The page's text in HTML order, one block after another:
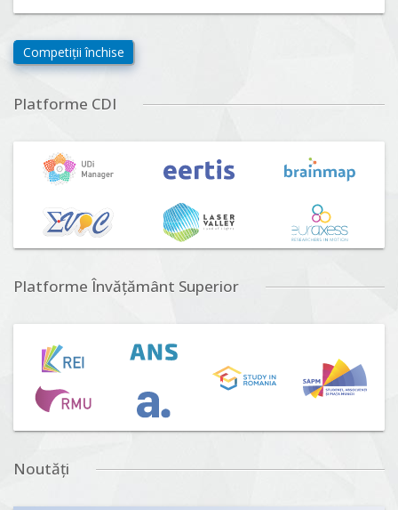
biodiversitate, consecințe socio-ecologice și traiectorii
viitoare", Competiția 2026
n°5 (DUT-2026)
Lansare:01 Septembrie 2026
Competiții închise
Platforme CDI
Platforme Învățământ Superior
Noutăți